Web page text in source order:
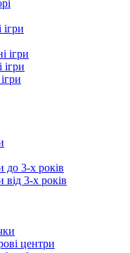
ігри
ігри
ігри
до 3-х років
від 3-х років
центри